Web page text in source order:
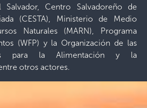
Salvador, Centro Salvadoreño de
(CESTA), Ministerio de Medio
Naturales (MARN), Programa
(WFP) y la Organización de las
para la Alimentación y la
otros actores.